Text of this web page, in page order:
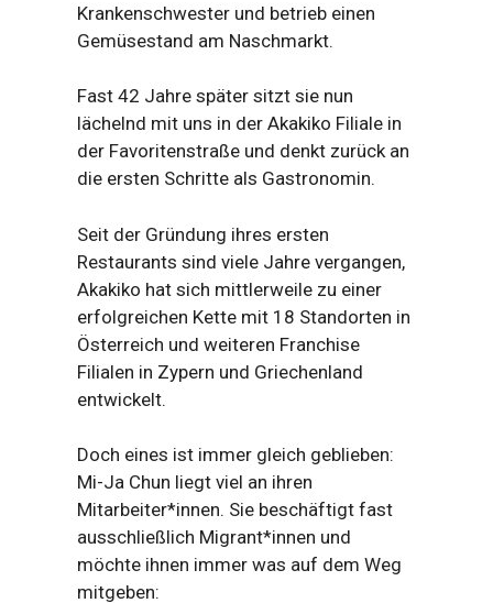
Krankenschwester und betrieb einen
Gemüsestand am Naschmarkt.
Fast 42 Jahre später sitzt sie nun
lächelnd mit uns in der Akakiko Filiale in
der Favoritenstraße und denkt zurück an
die ersten Schritte als Gastronomin.
Seit der Gründung ihres ersten
Restaurants sind viele Jahre vergangen,
Akakiko hat sich mittlerweile zu einer
erfolgreichen Kette mit 18 Standorten in
Österreich und weiteren Franchise
Filialen in Zypern und Griechenland
entwickelt.
Doch eines ist immer gleich geblieben:
Mi-Ja Chun liegt viel an ihren
Mitarbeiter*innen. Sie beschäftigt fast
ausschließlich Migrant*innen und
möchte ihnen immer was auf dem Weg
mitgeben: